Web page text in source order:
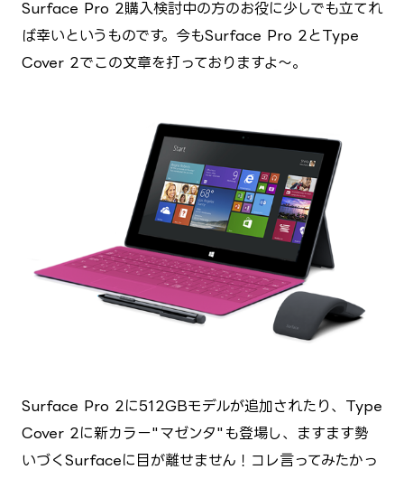
Surface Pro 2購入検討中の方のお役に少しでも立てれ
ば幸いというものです。今もSurface Pro 2とType
Cover 2でこの文章を打っておりますよ～。
Surface Pro 2に512GBモデルが追加されたり、Type
Cover 2に新カラー"マゼンタ"も登場し、ますます勢
いづくSurfaceに目が離せません！コレ言ってみたかっ